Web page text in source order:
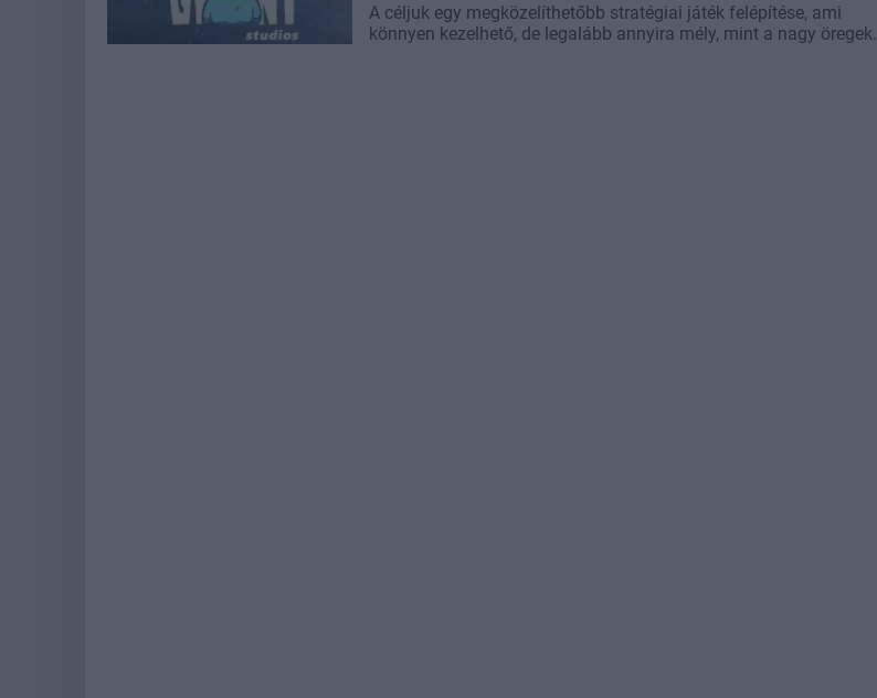
A céljuk egy megközelíthetőbb stratégiai játék felépítése, ami
könnyen kezelhető, de legalább annyira mély, mint a nagy öregek.